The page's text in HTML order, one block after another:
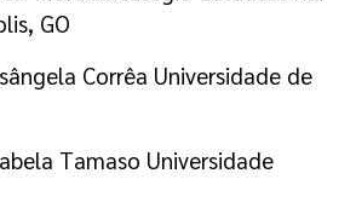
GO
Corrêa Universidade de
Tamaso Universidade